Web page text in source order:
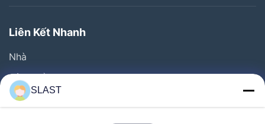
Liên Kết Nhanh
Nhà
Sản Phẩm
Video
SLAST